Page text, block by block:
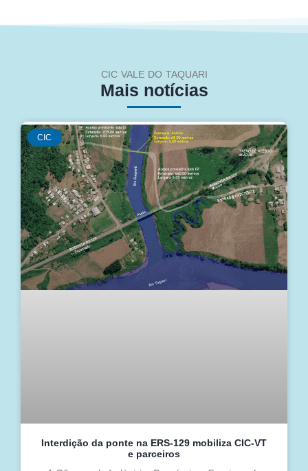
CIC VALE DO TAQUARI
Mais notícias
CIC
Interdição da ponte na ERS-129 mobiliza CIC-VT
e parceiros